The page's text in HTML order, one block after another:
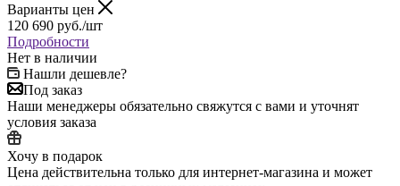
Варианты цен
120 690 руб./шт
Подробности
Нет в наличии
Нашли дешевле?
Под заказ
Наши менеджеры обязательно свяжутся с вами и уточнят
условия заказа
Хочу в подарок
Цена действительна только для интернет-магазина и может